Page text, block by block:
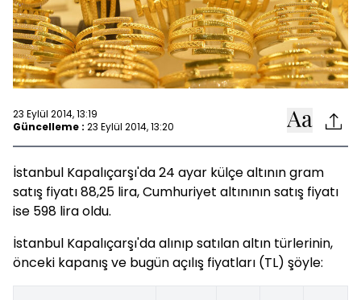
23 Eylül 2014, 13:19
Güncelleme : 23 Eylül 2014, 13:20
İstanbul Kapalıçarşı'da 24 ayar külçe altının gram
satış fiyatı 88,25 lira, Cumhuriyet altınının satış fiyatı
ise 598 lira oldu.
İstanbul Kapalıçarşı'da alınıp satılan altın türlerinin,
önceki kapanış ve bugün açılış fiyatları (TL) şöyle: